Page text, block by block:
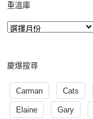
重溫庫
慶爆搜尋
Carman Cats
Elaine Gary